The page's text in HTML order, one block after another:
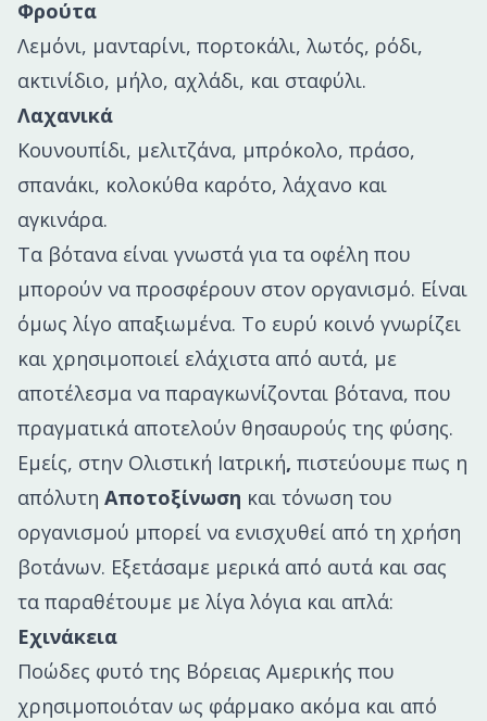
Φρούτα
Λεμόνι, μανταρίνι, πορτοκάλι, λωτός, ρόδι,
ακτινίδιο, μήλο, αχλάδι, και σταφύλι.
Λαχανικά
Κουνουπίδι, μελιτζάνα, μπρόκολο, πράσο,
σπανάκι, κολοκύθα καρότο, λάχανο και
αγκινάρα.
Τα βότανα είναι γνωστά για τα οφέλη που
μπορούν να προσφέρουν στον οργανισμό. Είναι
όμως λίγο απαξιωμένα. Το ευρύ κοινό γνωρίζει
και χρησιμοποιεί ελάχιστα από αυτά, με
αποτέλεσμα να παραγκωνίζονται βότανα, που
πραγματικά αποτελούν θησαυρούς της φύσης.
Εμείς, στην Ολιστική Ιατρική, πιστεύουμε πως η
απόλυτη Αποτοξίνωση και τόνωση του
οργανισμού μπορεί να ενισχυθεί από τη χρήση
βοτάνων. Εξετάσαμε μερικά από αυτά και σας
τα παραθέτουμε με λίγα λόγια και απλά:
Εχινάκεια
Ποώδες φυτό της Βόρειας Αμερικής που
χρησιμοποιόταν ως φάρμακο ακόμα και από